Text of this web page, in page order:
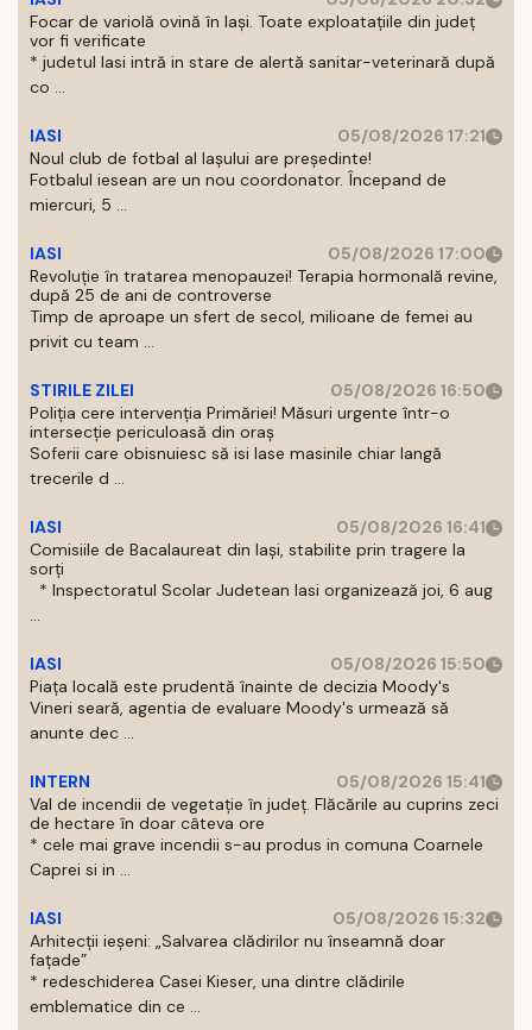
Focar de variolă ovină în Iași. Toate exploatațiile din județ
vor fi verificate
* judetul Iasi intră in stare de alertă sanitar-veterinară după
co ...
IASI
05/08/2026 17:21
Noul club de fotbal al Iașului are președinte!
Fotbalul iesean are un nou coordonator. Începand de
miercuri, 5 ...
IASI
05/08/2026 17:00
Revoluție în tratarea menopauzei! Terapia hormonală revine,
după 25 de ani de controverse
Timp de aproape un sfert de secol, milioane de femei au
privit cu team ...
STIRILE ZILEI
05/08/2026 16:50
Poliția cere intervenția Primăriei! Măsuri urgente într-o
intersecție periculoasă din oraș
Soferii care obisnuiesc să isi lase masinile chiar langă
trecerile d ...
IASI
05/08/2026 16:41
Comisiile de Bacalaureat din Iași, stabilite prin tragere la
sorți
* Inspectoratul Scolar Judetean Iasi organizează joi, 6 aug
...
IASI
05/08/2026 15:50
Piața locală este prudentă înainte de decizia Moody's
Vineri seară, agentia de evaluare Moody's urmează să
anunte dec ...
INTERN
05/08/2026 15:41
Val de incendii de vegetație în județ. Flăcările au cuprins zeci
de hectare în doar câteva ore
* cele mai grave incendii s-au produs in comuna Coarnele
Caprei si in ...
IASI
05/08/2026 15:32
Arhitecții ieșeni: „Salvarea clădirilor nu înseamnă doar
fațade”
* redeschiderea Casei Kieser, una dintre clădirile
emblematice din ce ...